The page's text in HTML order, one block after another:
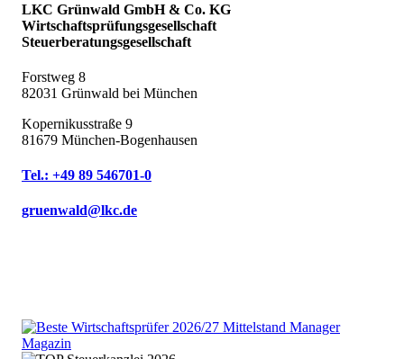
LKC Grünwald GmbH & Co. KG
Wirtschaftsprüfungsgesellschaft
Steuerberatungsgesellschaft
Forstweg 8
82031 Grünwald bei München
Kopernikusstraße 9
81679 München-Bogenhausen
Tel.: +49 89 546701-0
gruenwald@lkc.de